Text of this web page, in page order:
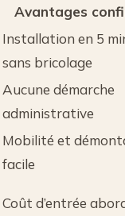
Avantages
Installation en 5
sans bricolage
Aucune démarche
administrative
Mobilité et
facile
Coût d’entrée